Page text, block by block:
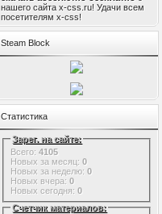
нашего сайта x-css.ru! Удачи всем
посетителям x-css!
Steam Block
Статистика
Зарег. на сайте:
Всего:4105
Новых за месяц:0
Новых за неделю:0
Новых вчера:0
Новых сегодня:0
Счетчик материалов: